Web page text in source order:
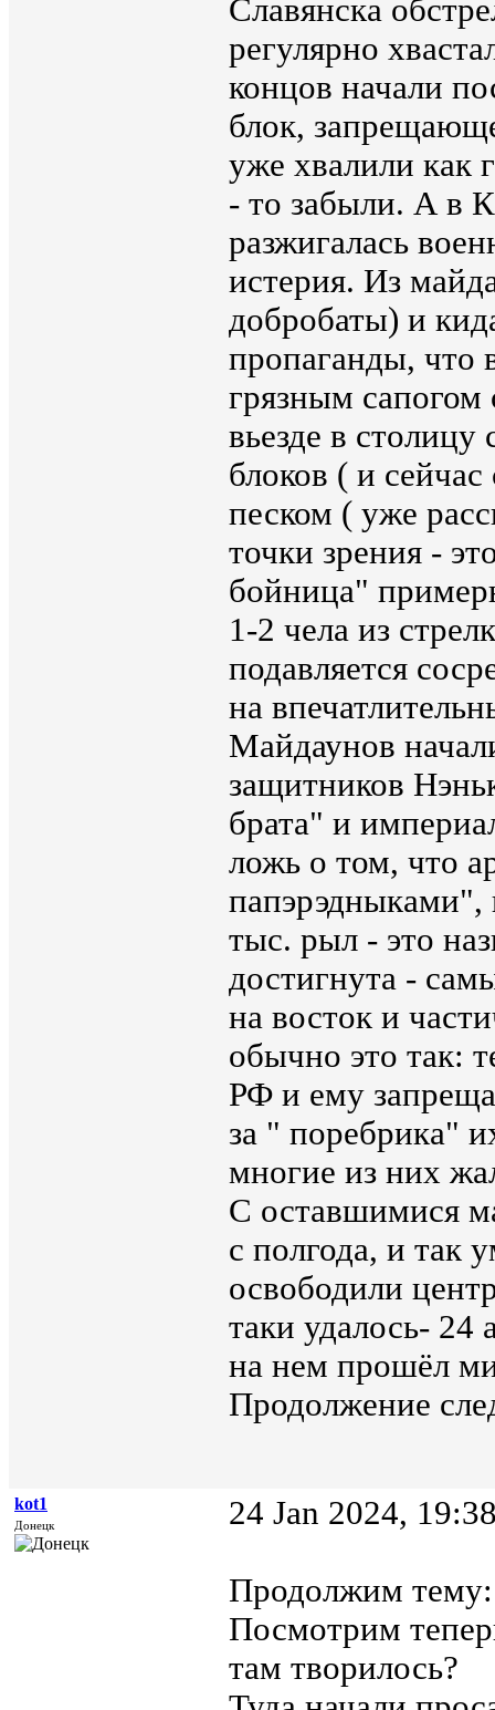
Славянска
регулярно
концов начали
блок,
уже хвалили как
- то забыли. А в
разжигалась
истерия. Из
добробаты) и
пропаганды, что
грязным
вьезде в
блоков ( и
песком ( уже
точки зрения -
бойница"
1-2 чела из
подавляется
на
Майдаунов
защитников
брата" и
ложь о том, что
папэрэдныками",
тыс. рыл - это
достигнута -
на восток и
обычно это так:
РФ и ему
за " поребрика"
многие из них
С оставшимися
с полгода, и так
освободили
таки удалось- 24
на нем прошёл
Продолжение
kot1
Донецк 24 Jan 2024,
Продолжим тему:
Посмотрим
там творилось?